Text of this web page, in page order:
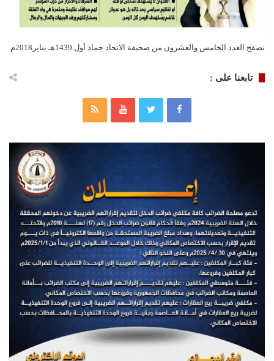
تصفح العدد الخامس والعشرون من صحيفة الاتحاد جماد أول 1439هـ يناير2018م
تابعنا على :